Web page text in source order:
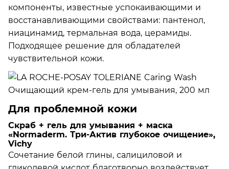
компоненты, известные успокаивающими и
восстанавливающими свойствами: пантенол,
ниацинамид, термальная вода, церамиды.
Подходящее решение для обладателей
чувствительной кожи.
Для проблемной кожи
Скраб + гель для умывания + маска
«Normaderm. Три-Актив глубокое очищение»,
Vichy
Сочетание белой глины, салициловой и